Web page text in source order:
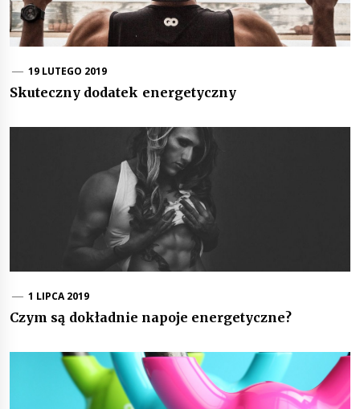
19 LUTEGO 2019
Skuteczny dodatek energetyczny
1 LIPCA 2019
Czym są dokładnie napoje energetyczne?